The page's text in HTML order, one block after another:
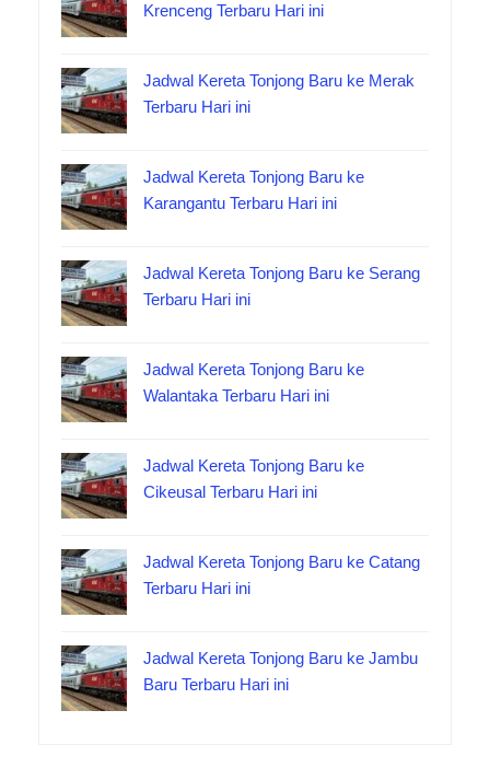
Krenceng Terbaru Hari ini
Jadwal Kereta Tonjong Baru ke Merak
Terbaru Hari ini
Jadwal Kereta Tonjong Baru ke
Karangantu Terbaru Hari ini
Jadwal Kereta Tonjong Baru ke Serang
Terbaru Hari ini
Jadwal Kereta Tonjong Baru ke
Walantaka Terbaru Hari ini
Jadwal Kereta Tonjong Baru ke
Cikeusal Terbaru Hari ini
Jadwal Kereta Tonjong Baru ke Catang
Terbaru Hari ini
Jadwal Kereta Tonjong Baru ke Jambu
Baru Terbaru Hari ini